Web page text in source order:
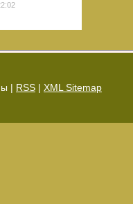
| RSS | XML Sitemap